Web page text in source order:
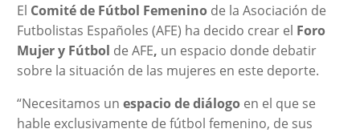
El Comité de Fútbol Femeninode la Asociación de
Futbolistas Españoles (AFE) ha decido crear el Foro
Mujer y Fútbol de AFE, un espacio donde debatir
sobre la situación de las mujeres en este deporte.
“Necesitamos un espacio de diálogoen el que se
hable exclusivamente de fútbol femenino, de sus